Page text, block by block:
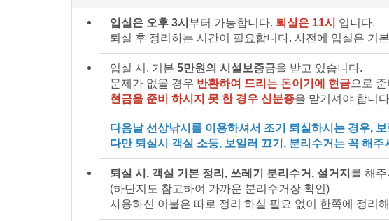
입실은 오후 3시 부터 가능합니다. 퇴실은 11시
입니다.
퇴실 후 정리하는 시간이 필요합니다. 사전에 입실은 기
입실 시, 기본 5만원의 시설보증금을 받고 있습니다.
문제가 없을 경우 반환하여 드리는 돈이기에 현금으로
현금을 준비 하시지 못 한 경우 신분증을 맡기셔야 합니
다음날 선상낚시를 이용하셔서 조기 퇴실하시는 경우,
다만 퇴실시 객실 소등, 보일러 끄기, 분리수거는 꼭 해주
퇴실 시, 객실 기본 정리, 쓰레기 분리수거, 설거지 를 해
(하단지도 참고하여 가까운 분리수거장 확인)
사용하신 이불은 따로 정리 하실 필요 없이 한쪽에 정리